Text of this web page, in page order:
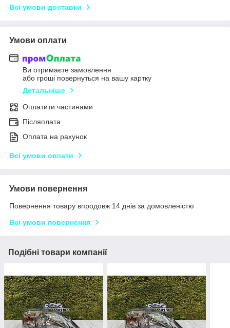
Всі умови доставки
Умови оплати
Ви отримаєте замовлення
або гроші повернуться на вашу картку
Детальніше
Оплатити частинами
Післяплата
Оплата на рахунок
Всі умови оплати
Умови повернення
Повернення товару впродовж 14 днів за домовленістю
Всі умови повернення
Подібні товари компанії